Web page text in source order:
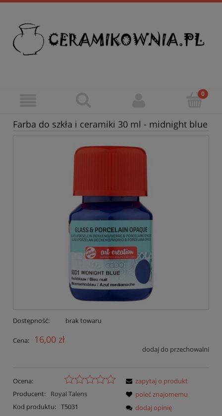
Farba do szkła i ceramiki 30 ml - midnight blue
Dostępność: brak towaru
Cena: 16,00 zł
dodaj do przechowalni
Ocena:
Producent:
Royal Talens
Kod produktu: T5031
zapytaj o produkt
poleć znajomemu
dodaj opinię